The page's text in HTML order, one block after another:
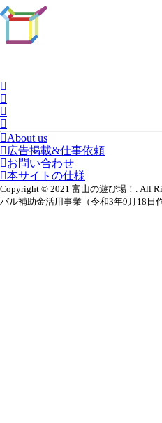
About us
広告掲載&仕事依頼
お問い合わせ
本サイトの仕様
Copyright © 2021 富山の遊び場！. All
バル補助金活用事業（令和3年9月18日